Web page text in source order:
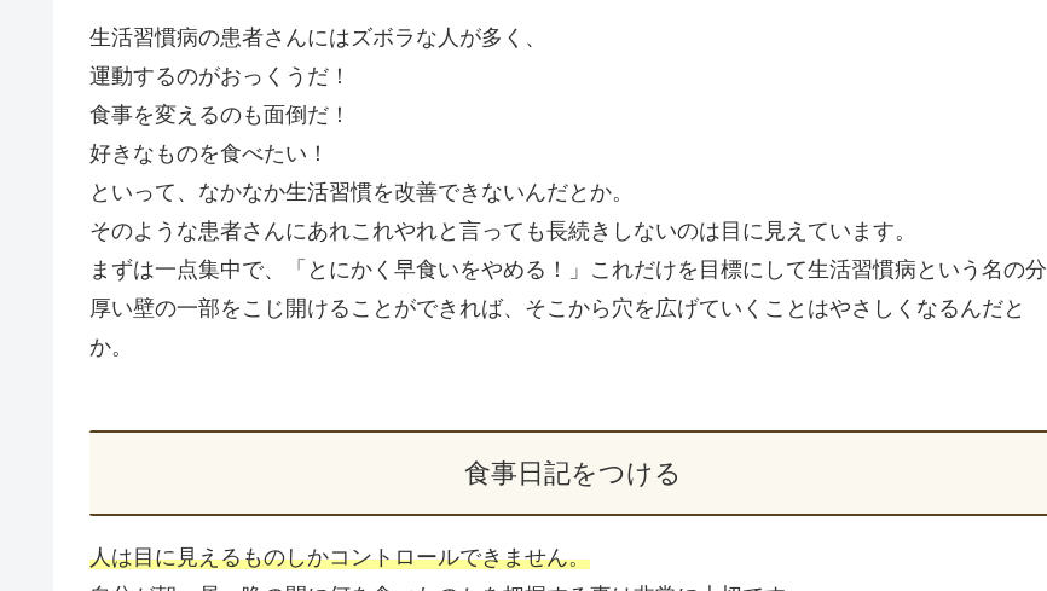
生活習慣病の患者さんにはズボラな人が多く、
運動するのがおっくうだ！
食事を変えるのも面倒だ！
好きなものを食べたい！
といって、なかなか生活習慣を改善できないんだとか。
そのような患者さんにあれこれやれと言っても長続きしないのは目に見えています。
まずは一点集中で、「とにかく早食いをやめる！」これだけを目標にして生活習慣病という名の分
厚い壁の一部をこじ開けることができれば、そこから穴を広げていくことはやさしくなるんだと
か。
食事日記をつける
人は目に見えるものしかコントロールできません。